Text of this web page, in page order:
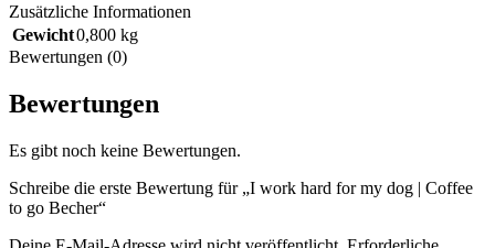
Zusätzliche Informationen
Gewicht0,800 kg
Bewertungen (0)
Bewertungen
Es gibt noch keine Bewertungen.
Schreibe die erste Bewertung für „I work hard for my dog | Coffee
to go Becher“